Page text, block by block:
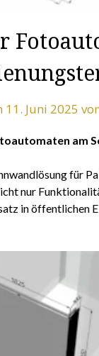
11. Juni 2025
am
für
nur
in öffentlichen